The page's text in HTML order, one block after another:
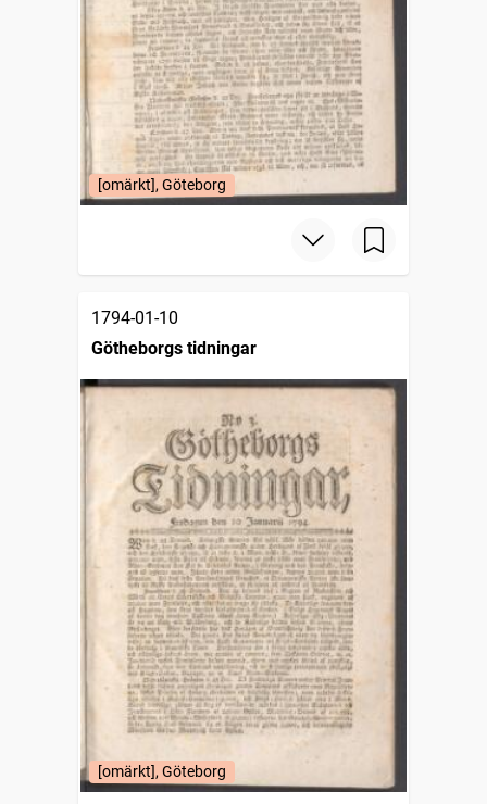
[omärkt], Göteborg
1794-01-10
Götheborgs tidningar
[omärkt], Göteborg